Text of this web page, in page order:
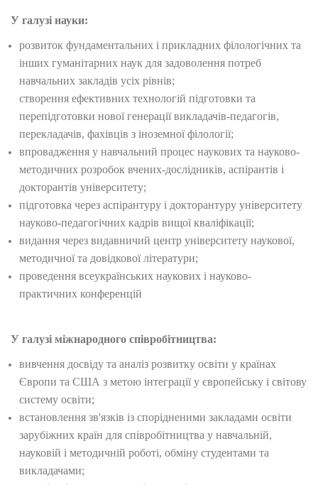
У галузі науки:
розвиток фундаментальних і прикладних філологічних та
інших гуманітарних наук для задоволення потреб
навчальних закладів усіх рівнів;
створення ефективних технологій підготовки та
перепідготовки нової генерації викладачів-педагогів,
перекладачів, фахівців з іноземної філології;
впровадження у навчальний процес наукових та науково-
методичних розробок вчених-дослідників, аспірантів і
докторантів університету;
підготовка через аспірантуру і докторантуру університету
науково-педагогічних кадрів вищої кваліфікації;
видання через видавничий центр університету наукової,
методичної та довідкової літератури;
проведення всеукраїнських наукових і науково-
практичних конференцій
У галузі міжнародного співробітництва:
вивчення досвіду та аналіз розвитку освіти у країнах
Європи та США з метою інтеграції у європейську і світову
систему освіти;
встановлення зв'язків із спорідненими закладами освіти
зарубіжних країн для співробітництва у навчальній,
науковій і методичній роботі, обміну студентами та
викладачами;